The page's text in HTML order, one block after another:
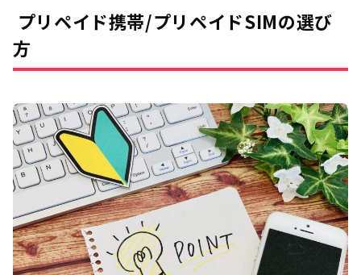
プリペイド携帯/プリペイドSIMの選び
方